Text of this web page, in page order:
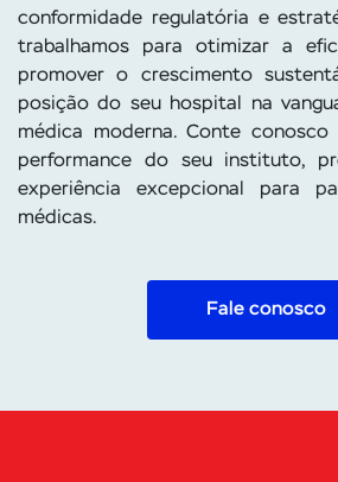
conformidade regulatória e
trabalhamos para otimizar a
promover o crescimento
posição do seu hospital na
médica moderna. Conte
performance do seu instituto,
experiência excepcional para
médicas.
Fale conosco